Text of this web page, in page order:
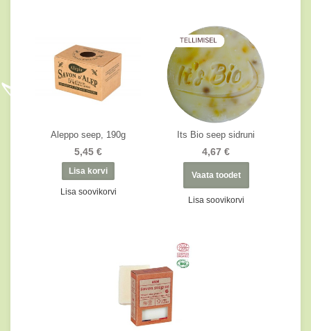
Aleppo seep, 190g
5,45 €
Lisa soovikorvi
Its Bio seep sidruni
4,67 €
Vaata toodet
Lisa soovikorvi